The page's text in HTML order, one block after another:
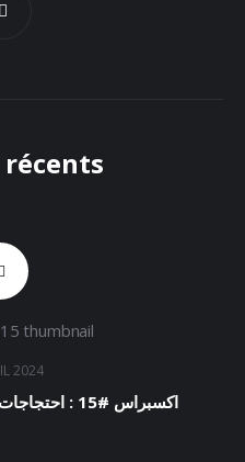
2024
اكسبراس #15 : احتجاجات طلابية ضد الإبادة في غزة